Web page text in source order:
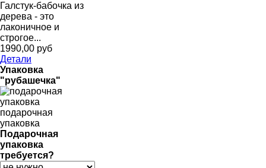
Галстук-бабочка из
дерева - это
лаконичное и
строгое...
1990,00 руб
Детали
Упаковка
"рубашечка"
подарочная
упаковка
Подарочная
упаковка
требуется?